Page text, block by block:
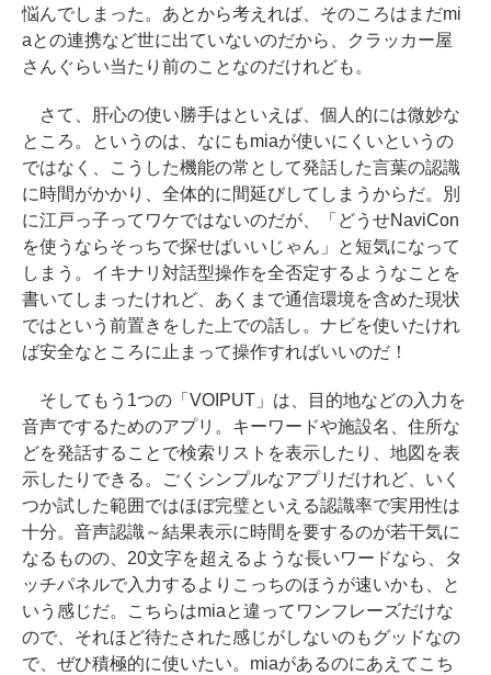
悩んでしまった。あとから考えれば、そのころはまだmi
aとの連携など世に出ていないのだから、クラッカー屋
さんぐらい当たり前のことなのだけれども。
さて、肝心の使い勝手はといえば、個人的には微妙な
ところ。というのは、なにもmiaが使いにくいというの
ではなく、こうした機能の常として発話した言葉の認識
に時間がかかり、全体的に間延びしてしまうからだ。別
に江戸っ子ってワケではないのだが、「どうせNaviCon
を使うならそっちで探せばいいじゃん」と短気になって
しまう。イキナリ対話型操作を全否定するようなことを
書いてしまったけれど、あくまで通信環境を含めた現状
ではという前置きをした上での話し。ナビを使いたけれ
ば安全なところに止まって操作すればいいのだ！
そしてもう1つの「VOIPUT」は、目的地などの入力を
音声でするためのアプリ。キーワードや施設名、住所な
どを発話することで検索リストを表示したり、地図を表
示したりできる。ごくシンプルなアプリだけれど、いく
つか試した範囲ではほぼ完璧といえる認識率で実用性は
十分。音声認識～結果表示に時間を要するのが若干気に
なるものの、20文字を超えるような長いワードなら、タ
ッチパネルで入力するよりこっちのほうが速いかも、と
いう感じだ。こちらはmiaと違ってワンフレーズだけな
ので、それほど待たされた感じがしないのもグッドなの
で、ぜひ積極的に使いたい。miaがあるのにあえてこち